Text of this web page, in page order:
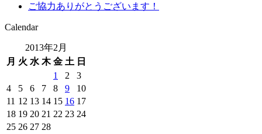
ご協力ありがとうございます！
Calendar
2013年2月
月 火 水 木 金 土 日
1
2
3
4
5 6 7 8 9
10
11 12 13 14 15 16 17
18 19 20 21 22 23 24
25 26 27 28